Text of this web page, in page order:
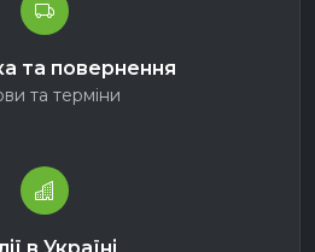
та повернення
та терміни